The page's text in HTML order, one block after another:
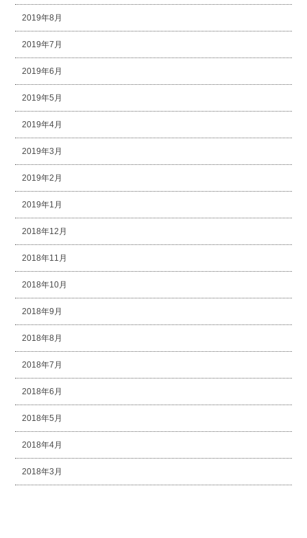
2019年8月
2019年7月
2019年6月
2019年5月
2019年4月
2019年3月
2019年2月
2019年1月
2018年12月
2018年11月
2018年10月
2018年9月
2018年8月
2018年7月
2018年6月
2018年5月
2018年4月
2018年3月